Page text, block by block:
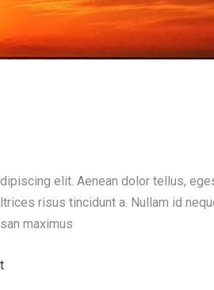
elit. Aenean dolor tellus,
risus tincidunt a. Nullam id
maximus